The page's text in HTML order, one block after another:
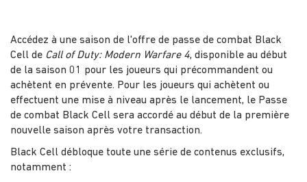
Accédez à une saison de l'offre de passe de combat Black
Cell de Call of Duty: Modern Warfare 4, disponible au début
de la saison 01 pour les joueurs qui précommandent ou
achètent en prévente. Pour les joueurs qui achètent ou
effectuent une mise à niveau après le lancement, le Passe
de combat Black Cell sera accordé au début de la première
nouvelle saison après votre transaction.
Black Cell débloque toute une série de contenus exclusifs,
notamment :